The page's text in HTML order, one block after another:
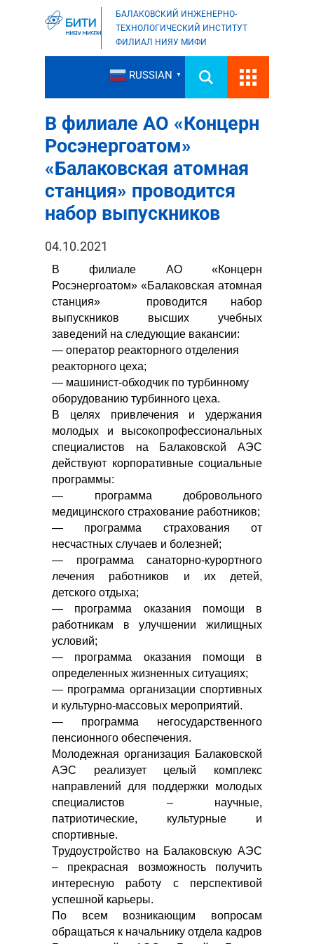
БАЛАКОВСКИЙ ИНЖЕНЕРНО-
ТЕХНОЛОГИЧЕСКИЙ ИНСТИТУТ
ФИЛИАЛ НИЯУ МИФИ
RUSSIAN ▼
В филиале АО «Концерн
Росэнергоатом»
«Балаковская атомная
станция» проводится
набор выпускников
04.10.2021
В филиале АО «Концерн
Росэнергоатом» «Балаковская атомная
станция» проводится набор
выпускников высших учебных
заведений на следующие вакансии:
— оператор реакторного отделения
реакторного цеха;
— машинист-обходчик по турбинному
оборудованию турбинного цеха.
В целях привлечения и удержания
молодых и высокопрофессиональных
специалистов на Балаковской АЭС
действуют корпоративные социальные
программы:
— программа добровольного
медицинского страхование работников;
— программа страхования от
несчастных случаев и болезней;
— программа санаторно-курортного
лечения работников и их детей,
детского отдыха;
— программа оказания помощи в
работникам в улучшении жилищных
условий;
— программа оказания помощи в
определенных жизненных ситуациях;
— программа организации спортивных
и культурно-массовых мероприятий.
— программа негосударственного
пенсионного обеспечения.
Молодежная организация Балаковской
АЭС реализует целый комплекс
направлений для поддержки молодых
специалистов – научные,
патриотические, культурные и
спортивные.
Трудоустройство на Балаковскую АЭС
– прекрасная возможность получить
интересную работу с перспективой
успешной карьеры.
По всем возникающим вопросам
обращаться к начальнику отдела кадров